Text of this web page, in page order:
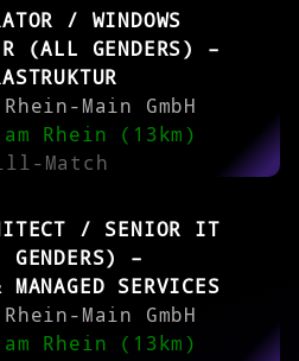
/ WINDOWS
(ALL GENDERS) –
Rhein-Main GmbH
Rhein (13km)
Match
/ SENIOR IT
GENDERS) –
SERVICES
Rhein-Main GmbH
Rhein (13km)